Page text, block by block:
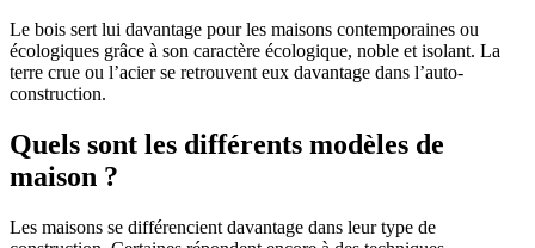
Le bois sert lui davantage pour les maisons contemporaines ou
écologiques grâce à son caractère écologique, noble et isolant. La
terre crue ou l’acier se retrouvent eux davantage dans l’auto-
construction.
Quels sont les différents modèles de
maison ?
Les maisons se différencient davantage dans leur type de